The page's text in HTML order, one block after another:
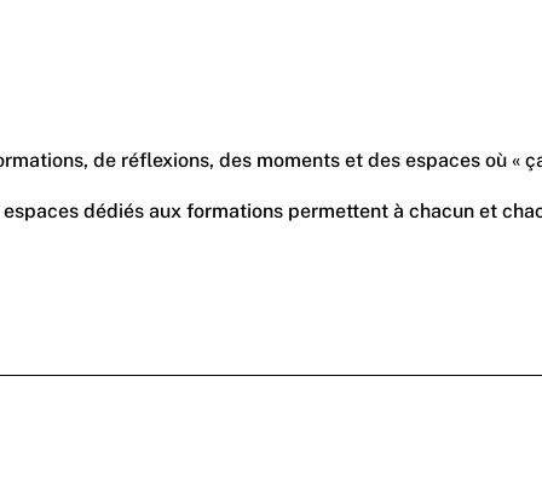
de réflexions, des moments et des espaces où «
aux formations permettent à